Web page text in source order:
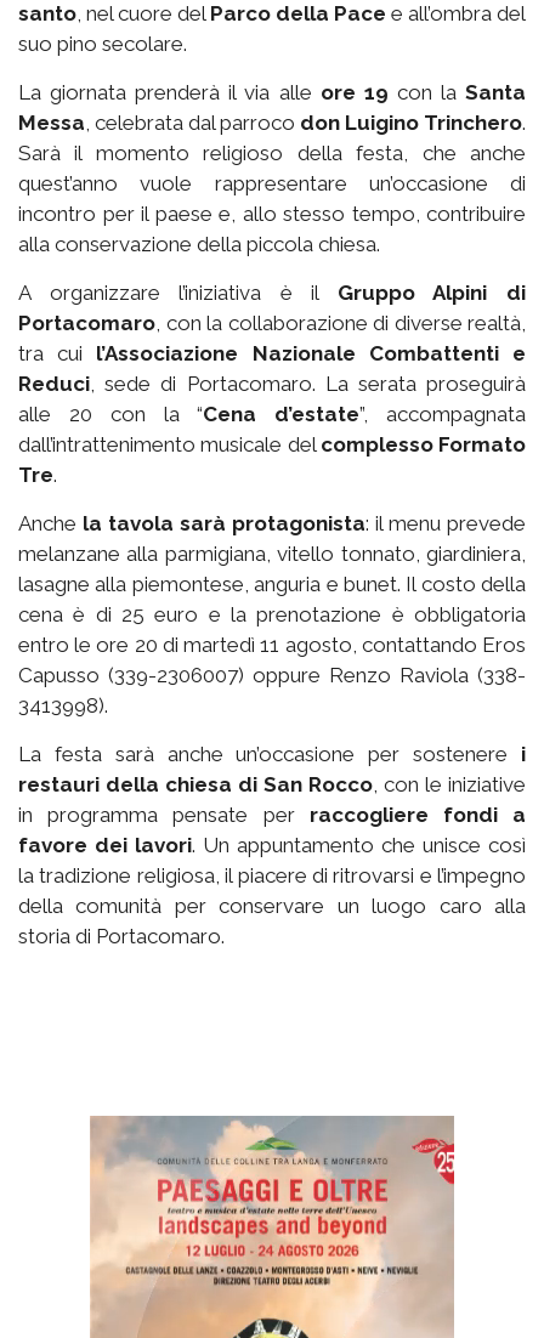
santo, nel cuore del Parco della Pace e all’ombra del
suo pino secolare.
La giornata prenderà il via alle ore 19 con laSanta
Messa, celebrata dal parroco don Luigino Trinchero.
Sarà il momento religioso della festa, che anche
quest’anno vuole rappresentare un’occasione di
incontro per il paese e, allo stesso tempo, contribuire
alla conservazione della piccola chiesa.
A organizzare l’iniziativa è il Gruppo Alpini di
Portacomaro, con la collaborazione di diverse realtà,
tra cui l’Associazione Nazionale Combattenti e
Reduci, sede di Portacomaro. La serata proseguirà
alle 20 con la “Cena d’estate”, accompagnata
dall’intrattenimento musicale del complesso Formato
Tre.
Anche la tavola sarà protagonista: il menu prevede
melanzane alla parmigiana, vitello tonnato, giardiniera,
lasagne alla piemontese, anguria e bunet. Il costo della
cena è di 25 euro e la prenotazione è obbligatoria
entro le ore 20 di martedì 11 agosto, contattando Eros
Capusso (339-2306007) oppure Renzo Raviola (338-
3413998).
La festa sarà anche un’occasione per sostenere i
restauri della chiesa di San Rocco, con le iniziative
in programma pensate per raccogliere fondi a
favore dei lavori. Un appuntamento che unisce così
la tradizione religiosa, il piacere di ritrovarsi e l’impegno
della comunità per conservare un luogo caro alla
storia di Portacomaro.